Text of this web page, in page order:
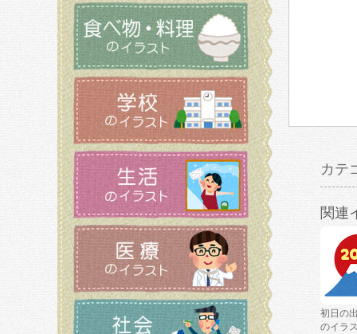
カテ
関連
初日の
のイラ